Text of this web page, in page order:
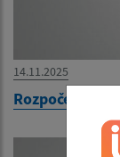
14.11.2025
Rozpočet